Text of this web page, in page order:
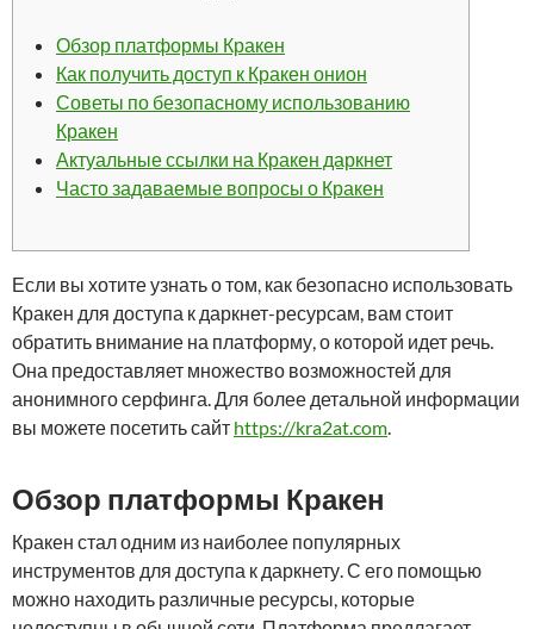
Обзор платформы Кракен
Как получить доступ к Кракен онион
Советы по безопасному использованию
Кракен
Актуальные ссылки на Кракен даркнет
Часто задаваемые вопросы о Кракен
Если вы хотите узнать о том, как безопасно использовать
Кракен для доступа к даркнет-ресурсам, вам стоит
обратить внимание на платформу, о которой идет речь.
Она предоставляет множество возможностей для
анонимного серфинга. Для более детальной информации
вы можете посетить сайт https://kra2at.com.
Обзор платформы Кракен
Кракен стал одним из наиболее популярных
инструментов для доступа к даркнету. С его помощью
можно находить различные ресурсы, которые